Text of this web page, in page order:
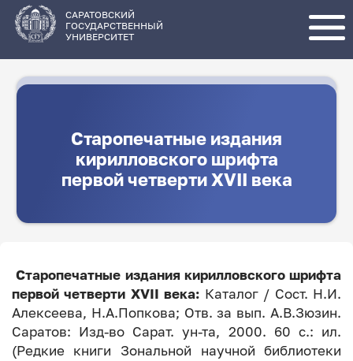
основному
содержанию
САРАТОВСКИЙ
ГОСУДАРСТВЕННЫЙ
УНИВЕРСИТЕТ
Старопечатные издания
кирилловского шрифта
первой четверти ХVII века
Старопечатные издания кирилловского шрифта
первой четверти ХVII века: Каталог / Сост. Н.И.
Алексеева, Н.А.Попкова; Отв. за вып. А.В.Зюзин.
Саратов: Изд-во Сарат. ун-та, 2000. 60 с.: ил.
(Редкие книги Зональной научной библиотеки